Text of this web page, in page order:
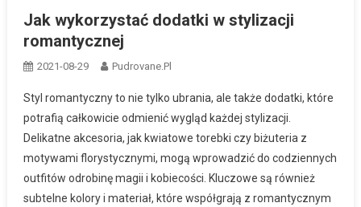
Jak wykorzystać dodatki w stylizacji
romantycznej
2021-08-29 Pudrovane.pl
Styl romantyczny to nie tylko ubrania, ale także dodatki, które
potrafią całkowicie odmienić wygląd każdej stylizacji.
Delikatne akcesoria, jak kwiatowe torebki czy biżuteria z
motywami florystycznymi, mogą wprowadzić do codziennych
outfitów odrobinę magii i kobiecości. Kluczowe są również
subtelne kolory i materiał, które współgrają z romantycznym